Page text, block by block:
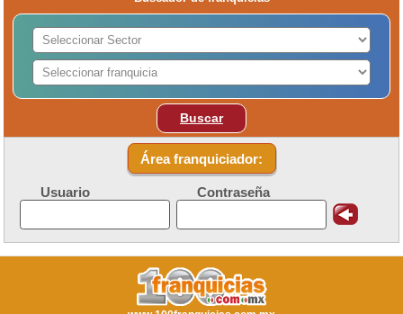
Buscar
Área franquiciador:
Usuario Contraseña